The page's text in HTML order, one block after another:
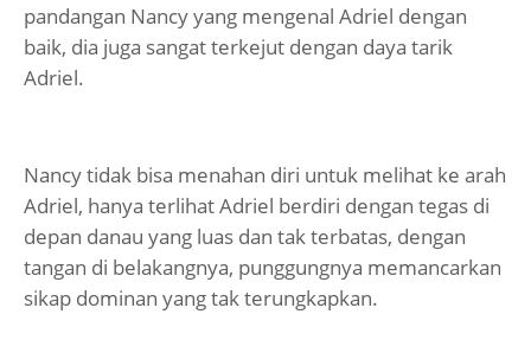
pandangan Nancy yang mengenal Adriel dengan
baik, dia juga sangat terkejut dengan daya tarik
Adriel.
Nancy tidak bisa menahan diri untuk melihat ke arah
Adriel, hanya terlihat Adriel berdiri dengan tegas di
depan danau yang luas dan tak terbatas, dengan
tangan di belakangnya, punggungnya memancarkan
sikap dominan yang tak terungkapkan.